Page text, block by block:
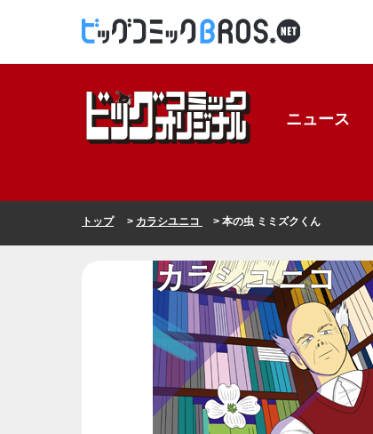
ニュース
トップ> カラシユニコ > 本の虫 ミミズクくん